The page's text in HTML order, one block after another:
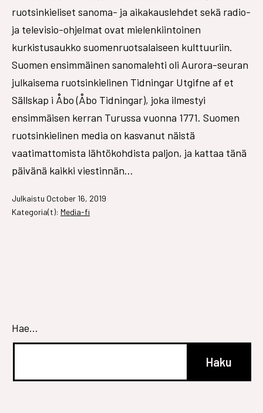
ruotsinkieliset sanoma- ja aikakauslehdet sekä radio-
ja televisio-ohjelmat ovat mielenkiintoinen
kurkistusaukko suomenruotsalaiseen kulttuuriin.
Suomen ensimmäinen sanomalehti oli Aurora-seuran
julkaisema ruotsinkielinen Tidningar Utgifne af et
Sällskap i Åbo (Åbo Tidningar), joka ilmestyi
ensimmäisen kerran Turussa vuonna 1771. Suomen
ruotsinkielinen media on kasvanut näistä
vaatimattomista lähtökohdista paljon, ja kattaa tänä
päivänä kaikki viestinnän…
Julkaistu October 16, 2019
Kategoria(t): Media-fi
Hae…